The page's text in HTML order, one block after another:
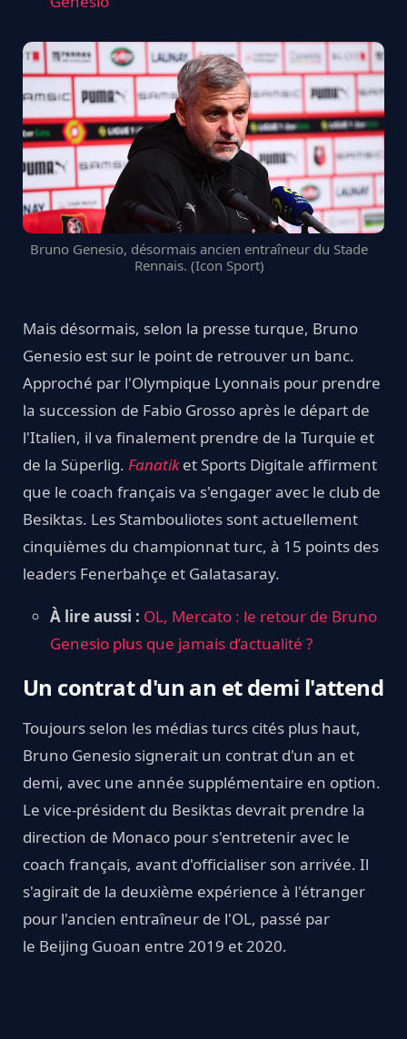
Bruno Genesio, désormais ancien entraîneur du Stade
Rennais. (Icon Sport)
Mais désormais, selon la presse turque, Bruno
Genesio est sur le point de retrouver un banc.
Approché par l'Olympique Lyonnais pour prendre
la succession de Fabio Grosso après le départ de
l'Italien, il va finalement prendre de la Turquie et
de la Süperlig. Fanatiket Sports Digitale affirment
que le coach français va s'engager avec le club de
Besiktas. Les Stambouliotes sont actuellement
cinquièmes du championnat turc, à 15 points des
leaders Fenerbahçe et Galatasaray.
À lire aussi : OL, Mercato : le retour de Bruno
Genesio plus que jamais d’actualité ?
Un contrat d'un an et demi l'attend
Toujours selon les médias turcs cités plus haut,
Bruno Genesio signerait un contrat d'un an et
demi, avec une année supplémentaire en option.
Le vice-président du Besiktas devrait prendre la
direction de Monaco pour s'entretenir avec le
coach français, avant d'officialiser son arrivée. Il
s'agirait de la deuxième expérience à l'étranger
pour l'ancien entraîneur de l'OL, passé par
le Beijing Guoan entre 2019 et 2020.